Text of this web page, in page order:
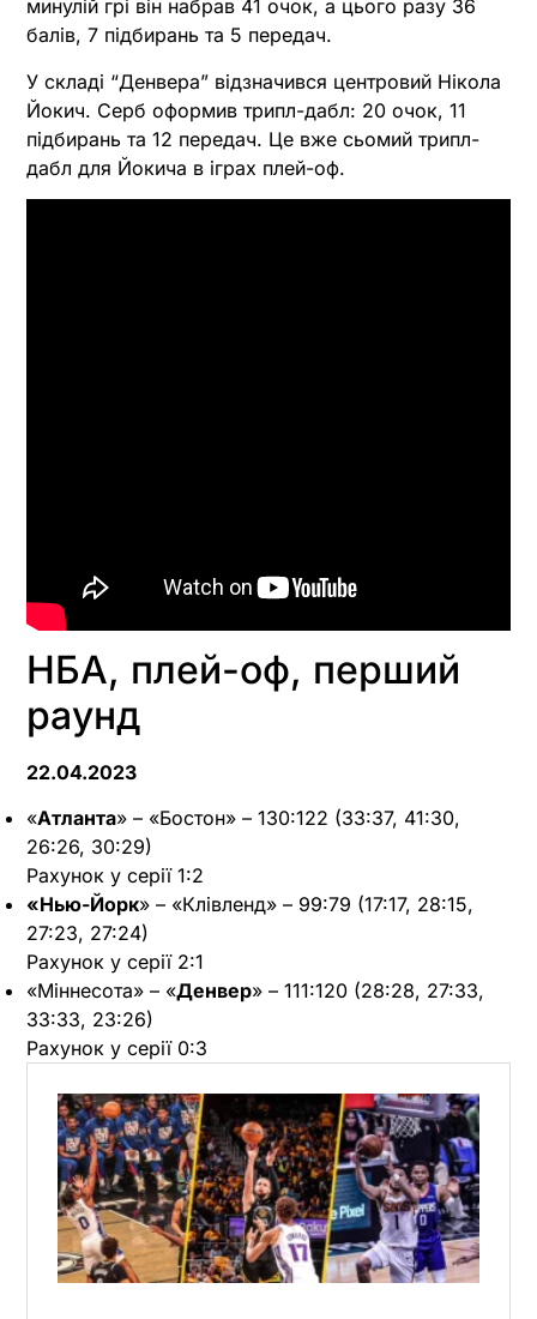
минулій грі він набрав 41 очок, а цього разу 36
балів, 7 підбирань та 5 передач.
У складі “Денвера” відзначився центровий Нікола
Йокич. Серб оформив трипл-дабл: 20 очок, 11
підбирань та 12 передач. Це вже сьомий трипл-
дабл для Йокича в іграх плей-оф.
НБА, плей-оф, перший
раунд
22.04.2023
«Атланта» – «Бостон» – 130:122 (33:37, 41:30,
26:26, 30:29)
Рахунок у серії 1:2
«Нью-Йорк» – «Клівленд» – 99:79 (17:17, 28:15,
27:23, 27:24)
Рахунок у серії 2:1
«Міннесота» – «Денвер» – 111:120 (28:28, 27:33,
33:33, 23:26)
Рахунок у серії 0:3